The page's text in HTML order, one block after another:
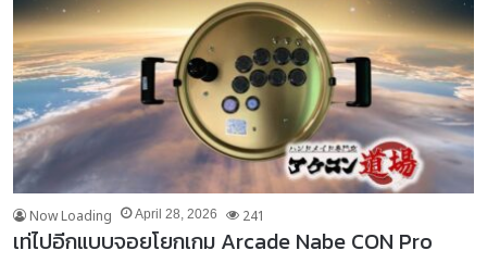
Now Loading April 28, 2026 241
เท่ไปอีกแบบจอยโยกเกม Arcade Nabe CON Pro